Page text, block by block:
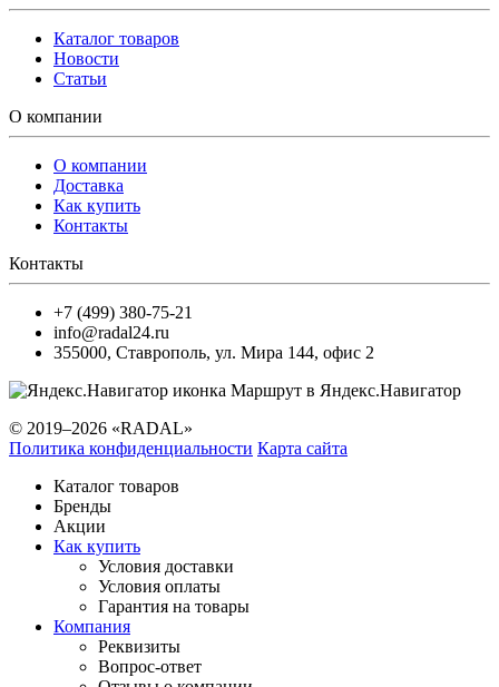
Каталог товаров
Новости
Статьи
О компании
О компании
Доставка
Как купить
Контакты
Контакты
+7 (499) 380-75-21
info@radal24.ru
355000, Ставрополь, ул. Мира 144, офис 2
Маршрут в Яндекс.Навигатор
© 2019–2026 «RADAL»
Политика конфиденциальности Карта сайта
Каталог товаров
Бренды
Акции
Как купить
Условия доставки
Условия оплаты
Гарантия на товары
Компания
Реквизиты
Вопрос-ответ